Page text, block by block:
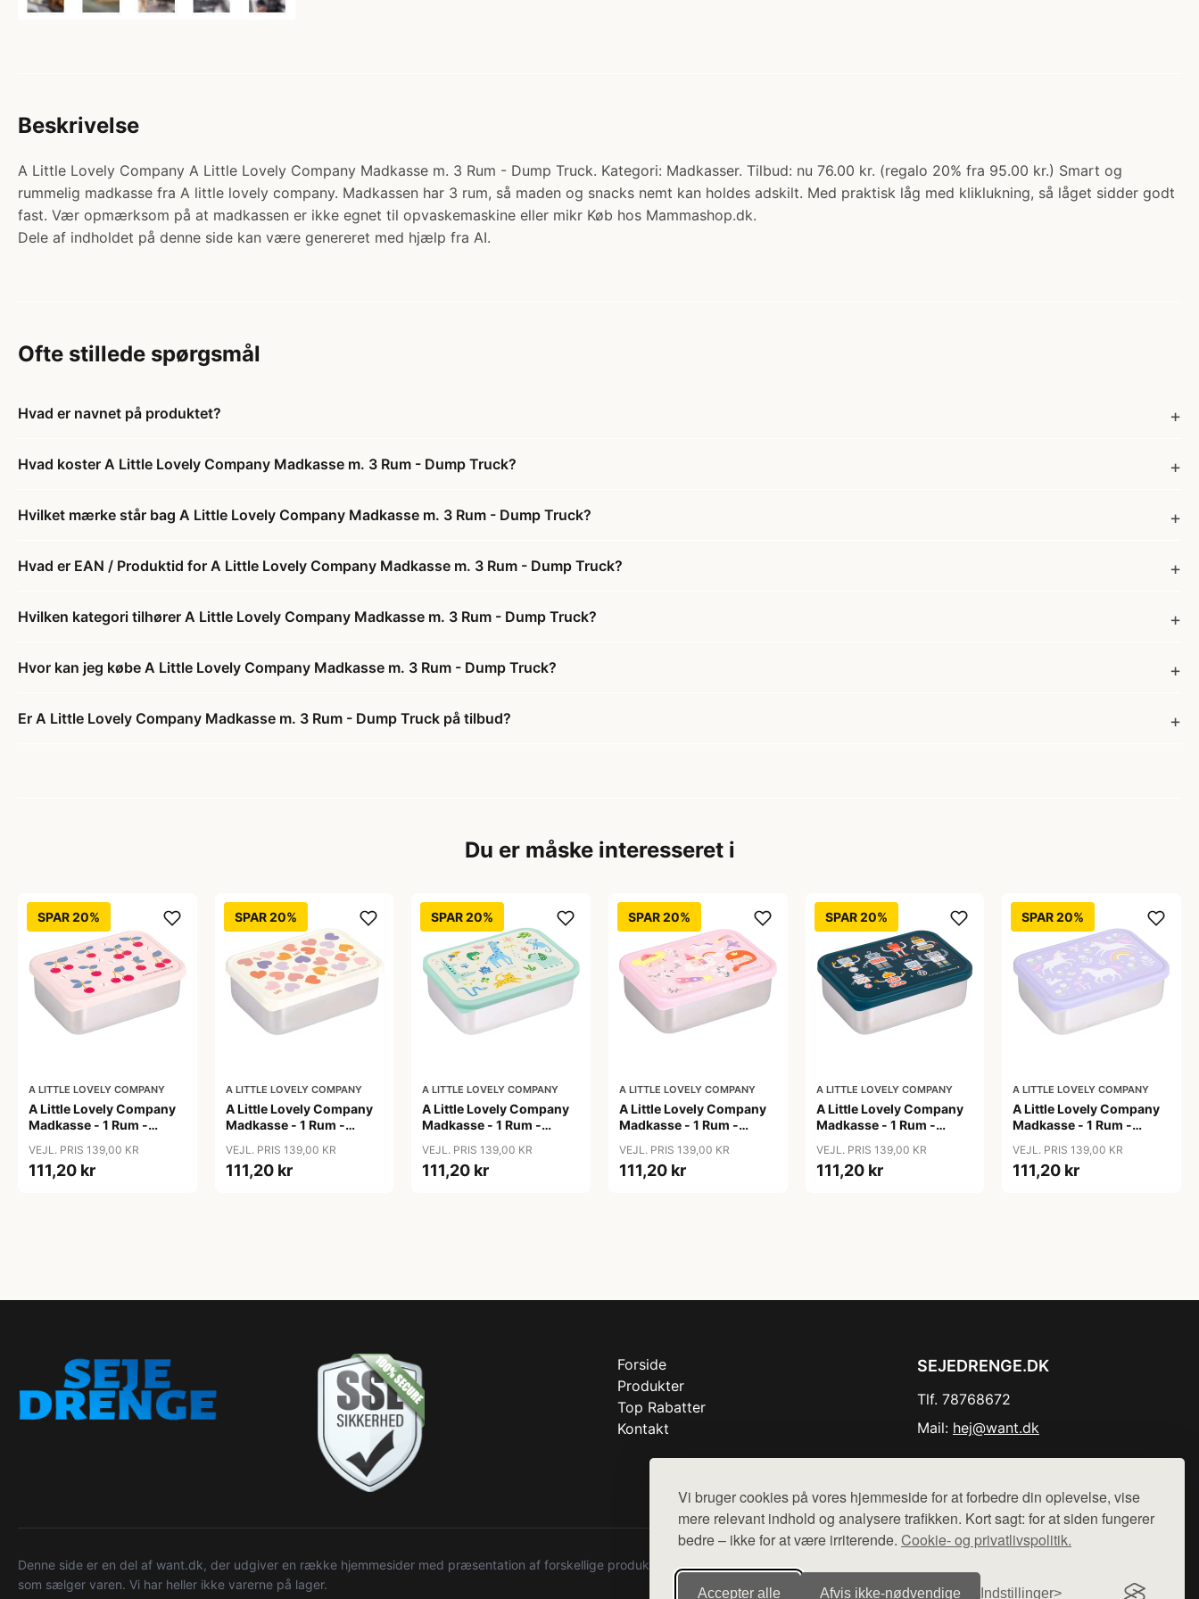
Vi bruger cookies på vores hjemmeside for at forbedre din oplevelse, vise
mere relevant indhold og analysere trafikken. Kort sagt: for at siden fungerer
bedre – ikke for at være irriterende. Cookie- og privatlivspolitik.
Accepter alle Afvis ikke‑nødvendige Indstillinger
Beskrivelse
A Little Lovely Company A Little Lovely Company Madkasse m. 3 Rum - Dump Truck. Kategori: Madkasser. Tilbud: nu 76.00 kr. (regalo 20% fra 95.00 kr.) Smart og
rummelig madkasse fra A little lovely company. Madkassen har 3 rum, så maden og snacks nemt kan holdes adskilt. Med praktisk låg med kliklukning, så låget sidder godt
fast. Vær opmærksom på at madkassen er ikke egnet til opvaskemaskine eller mikr Køb hos Mammashop.dk.
Dele af indholdet på denne side kan være genereret med hjælp fra AI.
Ofte stillede spørgsmål
Hvad er navnet på produktet?
Hvad koster A Little Lovely Company Madkasse m. 3 Rum - Dump Truck?
Hvilket mærke står bag A Little Lovely Company Madkasse m. 3 Rum - Dump Truck?
Hvad er EAN / Produktid for A Little Lovely Company Madkasse m. 3 Rum - Dump Truck?
Hvilken kategori tilhører A Little Lovely Company Madkasse m. 3 Rum - Dump Truck?
Hvor kan jeg købe A Little Lovely Company Madkasse m. 3 Rum - Dump Truck?
Er A Little Lovely Company Madkasse m. 3 Rum - Dump Truck på tilbud?
Du er måske interesseret i
SPAR 20%
A LITTLE LOVELY COMPANY
A Little Lovely Company
Madkasse - 1 Rum -
Cherries
VEJL. PRIS 139,00 KR
111,20 kr
SPAR 20%
A LITTLE LOVELY COMPANY
A Little Lovely Company
Madkasse - 1 Rum -
Hearts
VEJL. PRIS 139,00 KR
111,20 kr
SPAR 20%
A LITTLE LOVELY COMPANY
A Little Lovely Company
Madkasse - 1 Rum -
Jungle
VEJL. PRIS 139,00 KR
111,20 kr
SPAR 20%
A LITTLE LOVELY COMPANY
A Little Lovely Company
Madkasse - 1 Rum -
Princesses
VEJL. PRIS 139,00 KR
111,20 kr
SPAR 20%
A LITTLE LOVELY COMPANY
A Little Lovely Company
Madkasse - 1 Rum -
Robots
VEJL. PRIS 139,00 KR
111,20 kr
SPAR 20%
A LITTLE LOVELY COMPANY
A Little Lovely Company
Madkasse - 1 Rum -
Unicorn Dreams
VEJL. PRIS 139,00 KR
111,20 kr
Forside
Produkter
Top Rabatter
Kontakt
SEJEDRENGE.DK
Tlf. 78768672
Mail: hej@want.dk
Denne side er en del af want.dk, der udgiver en række hjemmesider med præsentation af forskellige produkter fra diverse webshops. Der sælges ikke varer fra denne side - vi henviser til de shops,
som sælger varen. Vi har heller ikke varerne på lager.